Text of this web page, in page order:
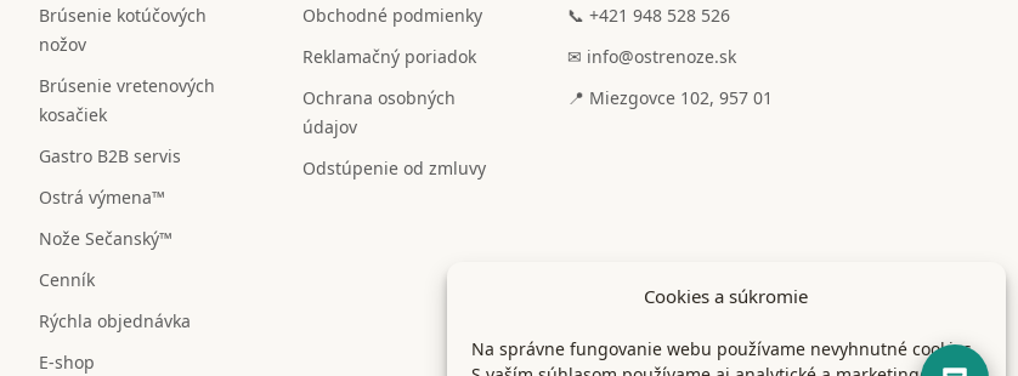
Cookies a súkromie
Na správne fungovanie webu používame nevyhnutné cookies.
Brúsenie kotúčových
nožov
Brúsenie vretenových
kosačiek
Gastro B2B servis
Ostrá výmena™
Nože Sečanský™
Cenník
Rýchla objednávka
E-shop
Obchodné podmienky
Reklamačný poriadok
Ochrana osobných
údajov
Odstúpenie od zmluvy
📞 +421 948 528 526
✉ info@ostrenoze.sk
📍 Miezgovce 102, 957 01